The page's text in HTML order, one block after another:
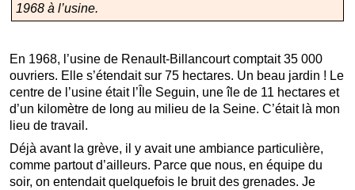
1968 à l’usine.
En 1968, l’usine de Renault-Billancourt comptait 35 000
ouvriers. Elle s’étendait sur 75 hectares. Un beau jardin ! Le
centre de l’usine était l’Île Seguin, une île de 11 hectares et
d’un kilomètre de long au milieu de la Seine. C’était là mon
lieu de travail.
Déjà avant la grève, il y avait une ambiance particulière,
comme partout d’ailleurs. Parce que nous, en équipe du
soir, on entendait quelquefois le bruit des grenades. Je